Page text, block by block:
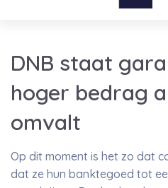
DNB staat
hoger bedrag
omvalt
Op dit moment is het zo dat
dat ze hun banktegoed tot